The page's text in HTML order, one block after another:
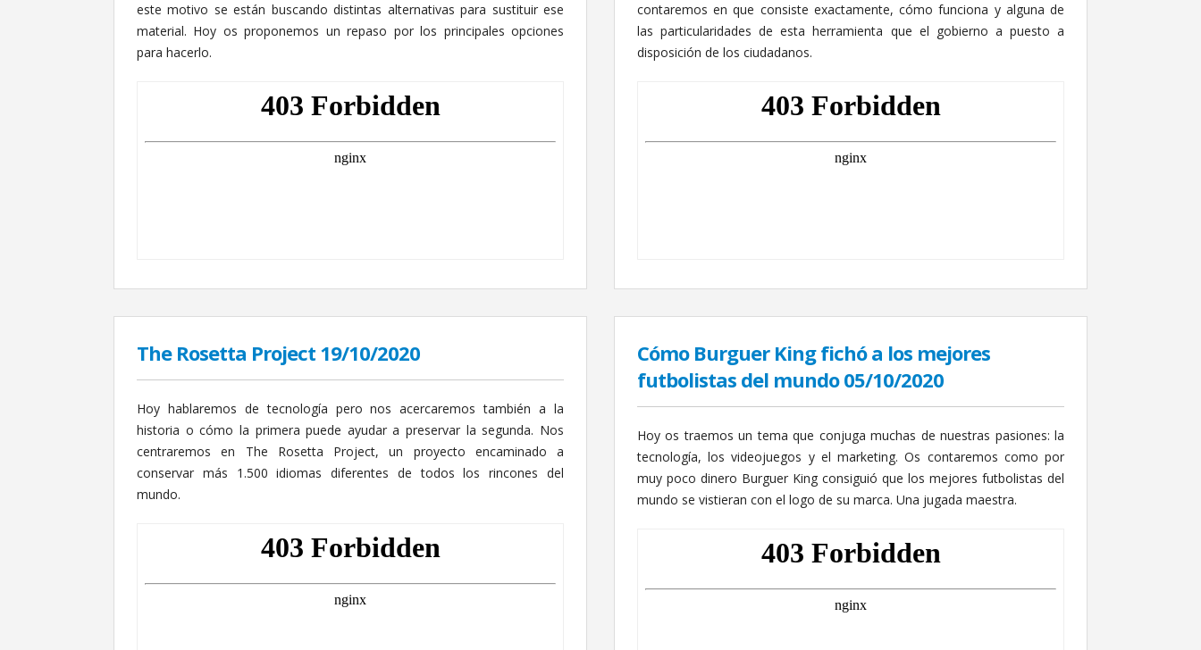
este motivo se están buscando distintas alternativas para sustituir ese
material. Hoy os proponemos un repaso por los principales opciones
para hacerlo.
contaremos en que consiste exactamente, cómo funciona y alguna de
las particularidades de esta herramienta que el gobierno a puesto a
disposición de los ciudadanos.
The Rosetta Project 19/10/2020
Hoy hablaremos de tecnología pero nos acercaremos también a la
historia o cómo la primera puede ayudar a preservar la segunda. Nos
centraremos en The Rosetta Project, un proyecto encaminado a
conservar más 1.500 idiomas diferentes de todos los rincones del
mundo.
Cómo Burguer King fichó a los mejores
futbolistas del mundo 05/10/2020
Hoy os traemos un tema que conjuga muchas de nuestras pasiones: la
tecnología, los videojuegos y el marketing. Os contaremos como por
muy poco dinero Burguer King consiguió que los mejores futbolistas del
mundo se vistieran con el logo de su marca. Una jugada maestra.